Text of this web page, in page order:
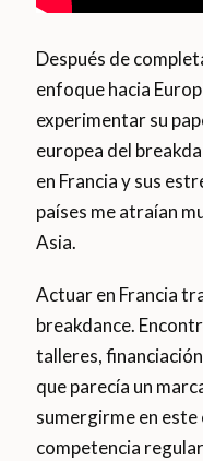
Después de
enfoque hacia
experimentar su
europea del
en Francia y sus
países me atraían
Asia.
Actuar en Francia
breakdance.
talleres,
que parecía un
sumergirme en
competencia